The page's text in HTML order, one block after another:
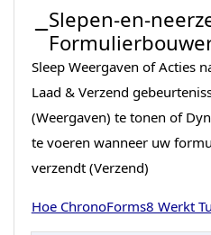
Slepen-en-
Sleep Weergaven of Acties
Laad & Verzend
(Weergaven) te tonen of
te voeren wanneer uw
verzendt (Verzend)
Hoe ChronoForms8 Werkt